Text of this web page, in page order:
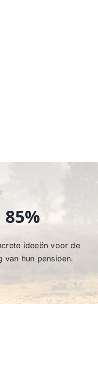
85%
ideeën voor de
van hun pensioen.